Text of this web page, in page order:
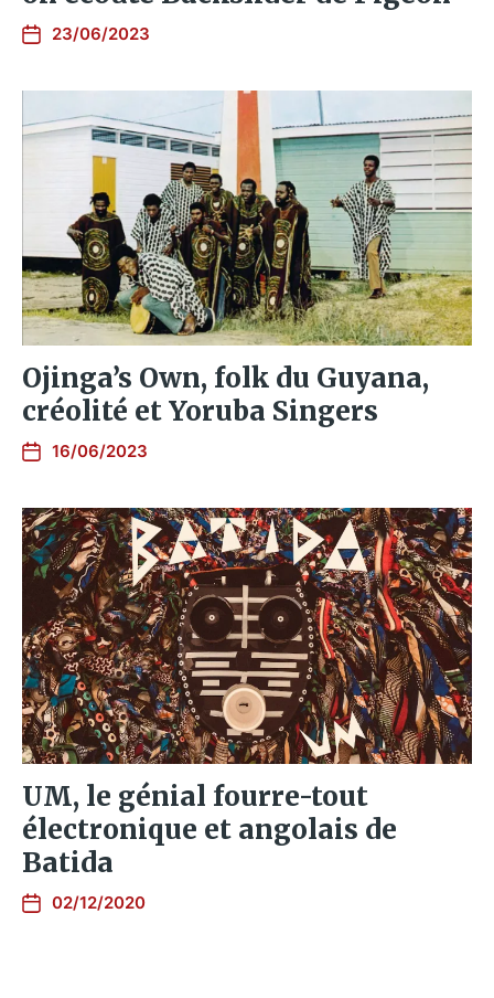
23/06/2023
Ojinga​’​s Own, folk du Guyana,
créolité et Yoruba Singers
16/06/2023
UM, le génial fourre-tout
électronique et angolais de
Batida
02/12/2020